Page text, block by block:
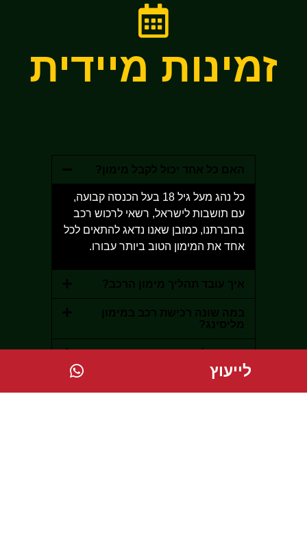
זמינות מיידית
האם כל אחד יכול לקבל מימון?
כל נהג מעל גיל 18 בעל הכנסה קבועה,
עם תושבות לישראל, רשאי לרכוש רכב
בחברתנו, כמובן שאנו נדאג להתאים לכל
אחד את המימון הטוב ביותר עבורו.
איך עובד תהליך מימון הרכב?
במה שונה רכישת רכב במימון
מליסינג?
כבר יש לי רכב במימון, האם אני
יכול להצטרף אליכם?
מול אילו גופים מממנים אנחנו
לייעוץ